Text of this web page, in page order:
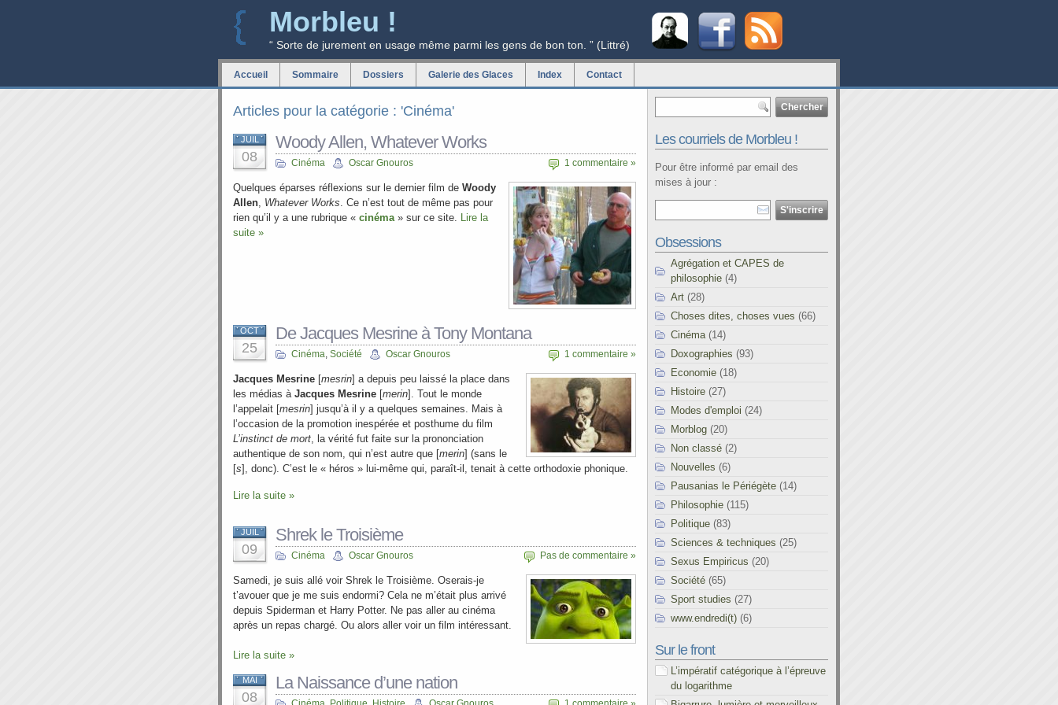
Morbleu !
“ Sorte de jurement en usage même parmi les gens de bon ton. ” (Littré)
Accueil Sommaire Dossiers Galerie des Glaces Index Contact
Articles pour la catégorie : 'Cinéma'
JUIL
08
Woody Allen, Whatever Works
Cinéma Oscar Gnouros 1 commentaire »
Quelques éparses réflexions sur le dernier film de Woody
Allen, Whatever Works. Ce n’est tout de même pas pour
rien qu’il y a une rubrique « cinéma» sur ce site. Lire la
suite »
OCT
25
De Jacques Mesrine à Tony Montana
Cinéma, Société Oscar Gnouros 1 commentaire »
Jacques Mesrine [mesrin] a depuis peu laissé la place dans
les médias à Jacques Mesrine [merin]. Tout le monde
l’appelait [mesrin] jusqu’à il y a quelques semaines. Mais à
l’occasion de la promotion inespérée et posthume du film
L’instinct de mort, la vérité fut faite sur la prononciation
authentique de son nom, qui n’est autre que [merin] (sans le
[s], donc). C’est le « héros » lui-même qui, paraît-il, tenait à cette orthodoxie phonique.
Lire la suite »
JUIL
09
Shrek le Troisième
Cinéma Oscar Gnouros Pas de commentaire »
Samedi, je suis allé voir Shrek le Troisième. Oserais-je
t’avouer que je me suis endormi? Cela ne m’était plus arrivé
depuis Spiderman et Harry Potter. Ne pas aller au cinéma
après un repas chargé. Ou alors aller voir un film intéressant.
Lire la suite »
MAI
08
La Naissance d’une nation
Les courriels de Morbleu !
Pour être informé par email des
mises à jour :
Obsessions
Agrégation et CAPES de
philosophie (4)
Art (28)
Choses dites, choses vues (66)
Cinéma (14)
Doxographies (93)
Economie (18)
Histoire (27)
Modes d'emploi (24)
Morblog (20)
Non classé (2)
Nouvelles (6)
Pausanias le Périégète (14)
Philosophie (115)
Politique (83)
Sciences & techniques (25)
Sexus Empiricus (20)
Société (65)
Sport studies (27)
www.endredi(t) (6)
Sur le front
L’impératif catégorique à l’épreuve
du logarithme